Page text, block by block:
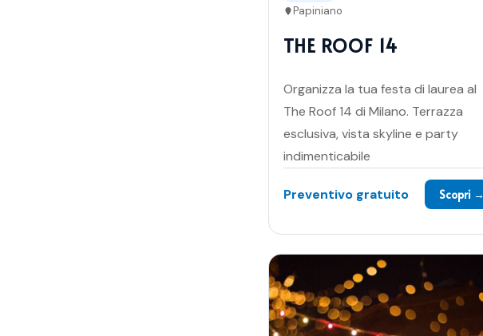
Papiniano
THE ROOF 14
Organizza la tua festa di laurea al
The Roof 14 di Milano. Terrazza
esclusiva, vista skyline e party
indimenticabile
Preventivo gratuito Scopri →